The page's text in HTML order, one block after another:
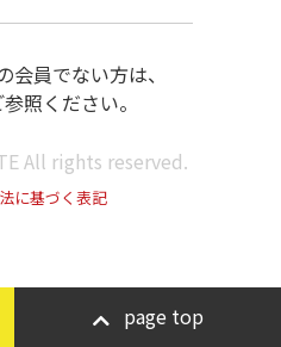
員でない方は、
照ください。
All rights reserved.
に基づく表記
page top